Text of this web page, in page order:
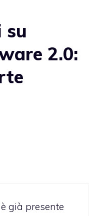
su
2.0:
è già presente